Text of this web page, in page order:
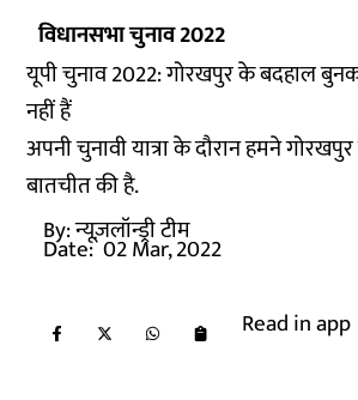
विधानसभा चुनाव 2022
यूपी चुनाव 2022: गोरखपुर के बदहाल
नहीं हैं
अपनी चुनावी यात्रा के दौरान हमने
बातचीत की है.
By:न्यूज़लॉन्ड्री टीम
Date: 02 Mar, 2022
Read in app